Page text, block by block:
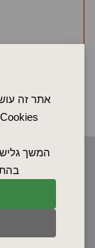
אתר זה
המשך
2026 © כל
טקסטים, תמונות